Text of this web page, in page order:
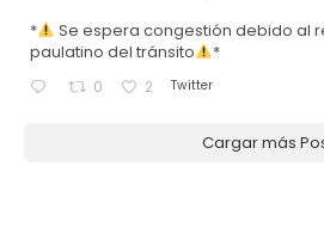
*
Se espera congestión debido al
paulatino del tránsito
*
0 2 Twitter
Cargar más